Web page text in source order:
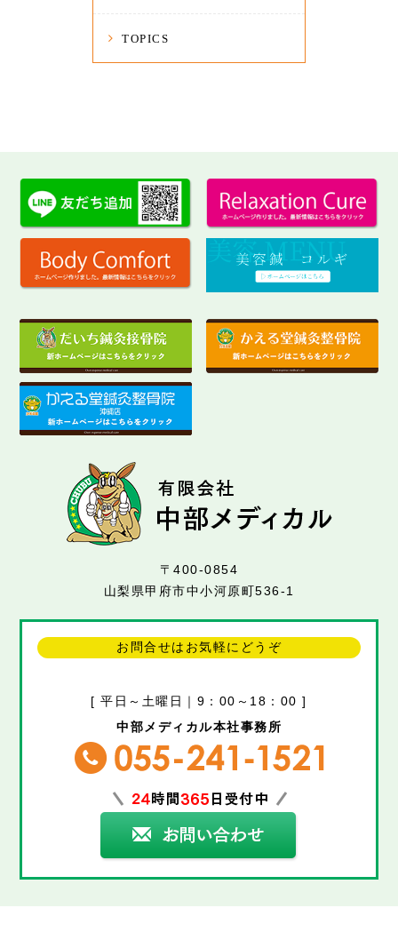
TOPICS
〒400-0854
山梨県甲府市中小河原町536-1
お問合せはお気軽にどうぞ
[ 平日～土曜日｜9：00～18：00 ]
中部メディカル本社事務所